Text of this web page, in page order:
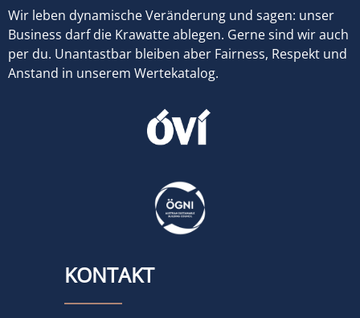
Wir leben dynamische Veränderung und sagen: unser
Business darf die Krawatte ablegen. Gerne sind wir auch
per du. Unantastbar bleiben aber Fairness, Respekt und
Anstand in unserem Wertekatalog.
KONTAKT